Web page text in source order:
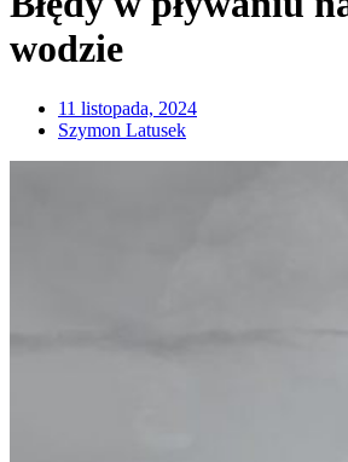
wodzie
11 listopada, 2024
Szymon Latusek